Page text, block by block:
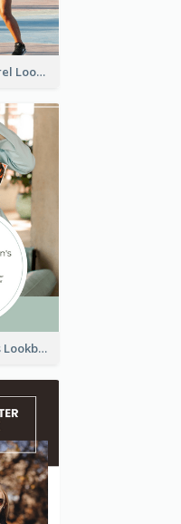
Female Sport Apparel Lookbook
Men's And Women's Lookbook